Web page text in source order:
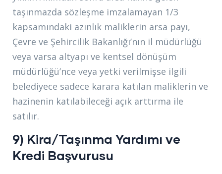
taşınmazda sözleşme imzalamayan 1/3
kapsamındaki azınlık maliklerin arsa payı,
Çevre ve Şehircilik Bakanlığı’nın il müdürlüğü
veya varsa altyapı ve kentsel dönüşüm
müdürlüğü’nce veya yetki verilmişse ilgili
belediyece sadece karara katılan maliklerin ve
hazinenin katılabileceği açık arttırma ile
satılır.
9) Kira/Taşınma Yardımı ve
Kredi Başvurusu